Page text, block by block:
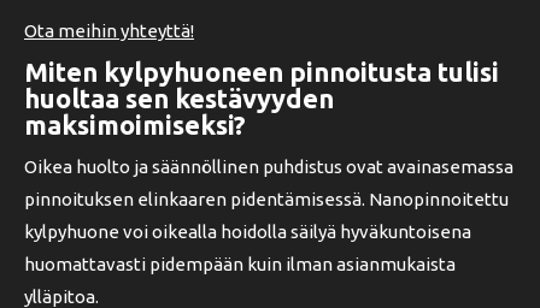
Ota meihin yhteyttä!
Miten kylpyhuoneen pinnoitusta tulisi
huoltaa sen kestävyyden
maksimoimiseksi?
Oikea huolto ja säännöllinen puhdistus ovat avainasemassa
pinnoituksen elinkaaren pidentämisessä. Nanopinnoitettu
kylpyhuone voi oikealla hoidolla säilyä hyväkuntoisena
huomattavasti pidempään kuin ilman asianmukaista
ylläpitoa.